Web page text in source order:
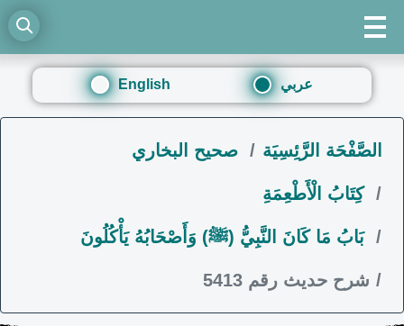
English عربي
الصَّفْحَة الرَّئِسِيَة صحيح البخاري
كِتَابُ الْأَطْعِمَةِ
بَابُ مَا كَانَ النَّبِيُّ (ﷺ) وَأَصْحَابُهُ يَأْكُلُونَ
شرح حديث رقم 5413